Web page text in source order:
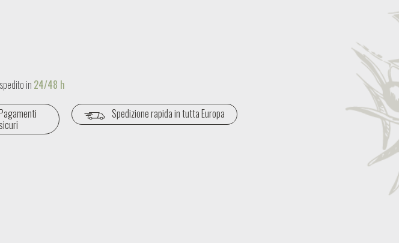
in 24/48 h
Spedizione rapida in tutta Europa